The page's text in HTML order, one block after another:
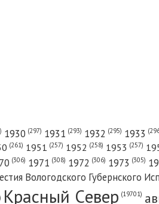
1930 (297) 1931 (293) 1932 (295) 1933
(261) 1951 (257) 1952 (258) 1953 (257)
(306) 1971 (308) 1972 (306) 1973 (305)
Вологодского Губернского
Красный Cевер (19701)